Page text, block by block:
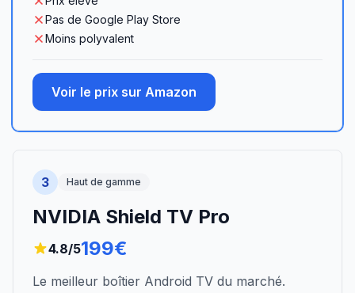
Pas de Google Play Store
Moins polyvalent
Voir le prix sur Amazon
3 Haut de gamme
NVIDIA Shield TV Pro
4.8/5199€
Le meilleur boîtier Android TV du marché.